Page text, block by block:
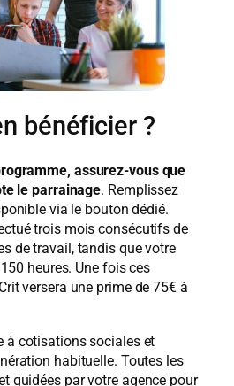
bénéficier ?
assurez-vous que
le parrainage. Remplissez
via le bouton dédié.
trois mois consécutifs de
de travail, tandis que votre
heures. Une fois ces
versera une prime de 75€ à
à cotisations sociales et
habituelle. Toutes les
guidées par votre agence pour